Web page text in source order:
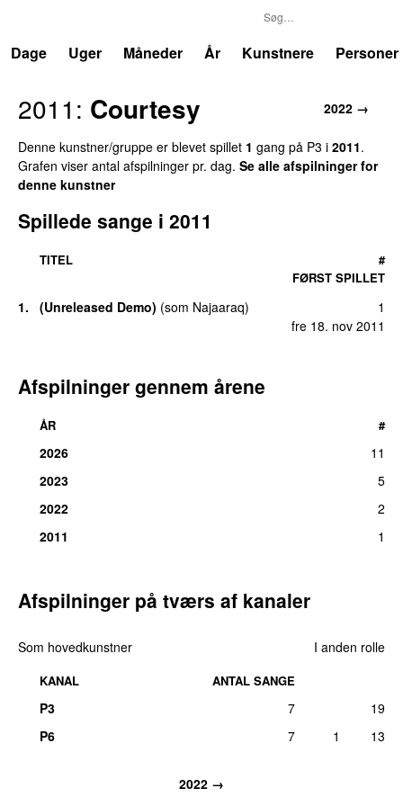
Dage
Uger Måneder År Kunstnere Personer
2022 →
2011: Courtesy
Denne kunstner/gruppe er blevet spillet 1 gang på P3 i 2011.
Grafen viser antal afspilninger pr. dag. Se alle afspilninger for
denne kunstner
Spillede sange i 2011
TITEL
FØRST SPILLET
#
1. (Unreleased Demo) (som Najaaraq)
fre 18. nov 2011
1
Afspilninger gennem årene
ÅR #
2026
11
2023
5
2022
2
2011
1
Afspilninger på tværs af kanaler
Som hovedkunstner I anden rolle
KANAL ANTAL SANGE
P3 7
19
P6
7 1 13
2022 →